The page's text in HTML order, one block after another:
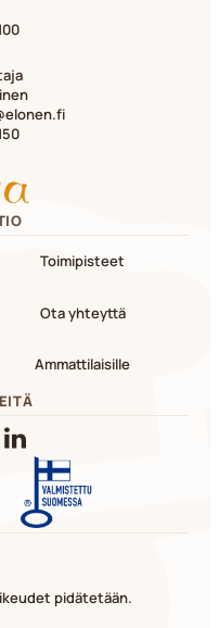
Toimipisteet
Ota yhteyttä
Ammattilaisille
LinkedIn
pidätetään.